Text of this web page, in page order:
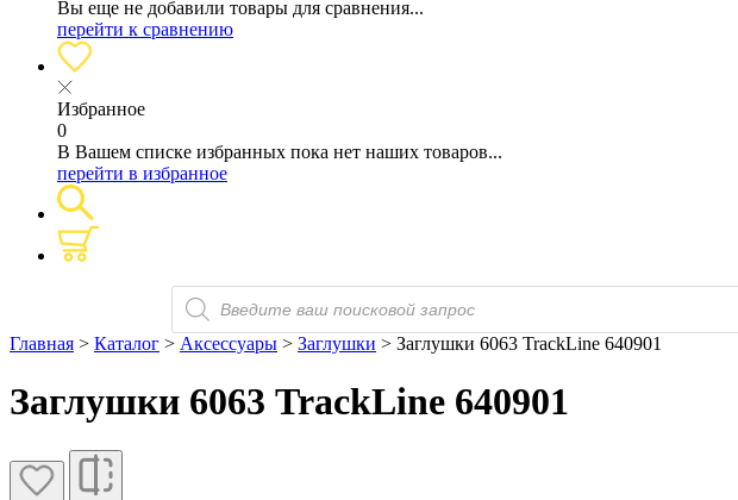
Вы еще не добавили товары для сравнения...
перейти к сравнению
Избранное
0
В Вашем списке избранных пока нет наших товаров...
перейти в избранное
Поиск
товаров
Главная > Каталог > Аксессуары > Заглушки > Заглушки 6063 TrackLine 640901
Заглушки 6063 TrackLine 640901